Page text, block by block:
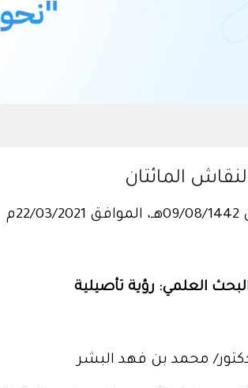
المائتان
العلمي: رؤية تأصيلية
محمد بن فهد البشر